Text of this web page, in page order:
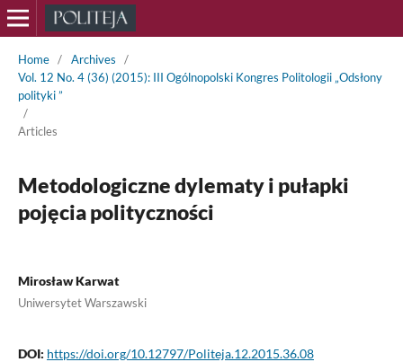
Home / Archives
/
Vol. 12 No. 4 (36) (2015): III Ogólnopolski Kongres Politologii „Odsłony
polityki ”
/
Articles
Metodologiczne dylematy i pułapki
pojęcia polityczności
Mirosław Karwat
Uniwersytet Warszawski
DOI: https://doi.org/10.12797/Politeja.12.2015.36.08